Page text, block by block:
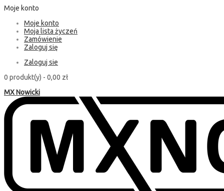
Moje konto
Moje konto
Moja lista życzeń
Zamówienie
Zaloguj się
Zaloguj sie
0 produkt(y) - 0,00 zł
MX Nowicki